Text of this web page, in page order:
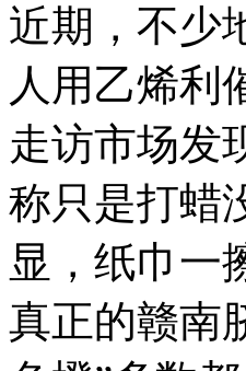
近期，不少
人用乙烯利
走访市场发
称只是打蜡
显，纸巾一
真正的赣南